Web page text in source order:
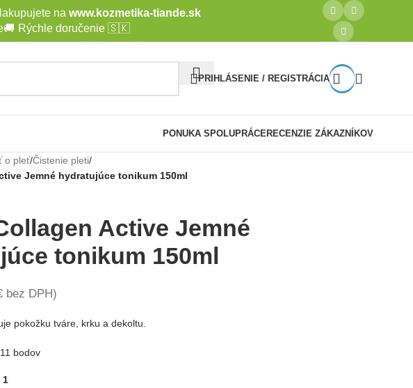
na www.kozmetika-tiande.sk
🚚 Rýchle doručenie 🇸🇰
PRIHLÁSENIE / REGISTRÁCIA
PONUKA SPOLUPRÁCERECENZIE ZÁKAZNÍKOV
o pleť/Čistenie pleti/
Jemné hydratujúce tonikum 150ml
Active Jemné
tonikum 150ml
bez DPH)
pokožku tváre, krku a dekoltu.
11 bodov
1